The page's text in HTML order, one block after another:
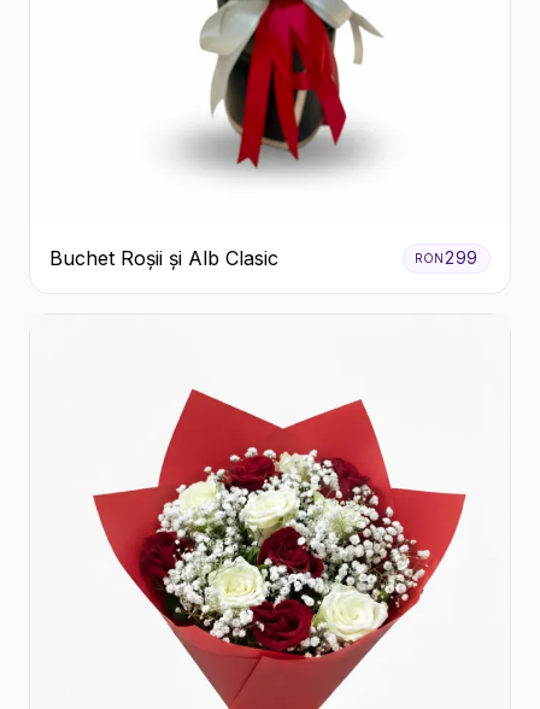
Buchet Roșii și Alb Clasic RON299